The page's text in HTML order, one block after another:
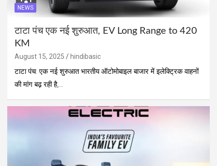
NEWS
टाटा पंच एक नई शुरुआत, EV Long Range to 420
KM
August 15, 2025 hindibasic
टाटा पंच: एक नई शुरुआत भारतीय ऑटोमोबाइल बाजार में इलेक्ट्रिक वाहनों
की मांग बढ़ रही है,…